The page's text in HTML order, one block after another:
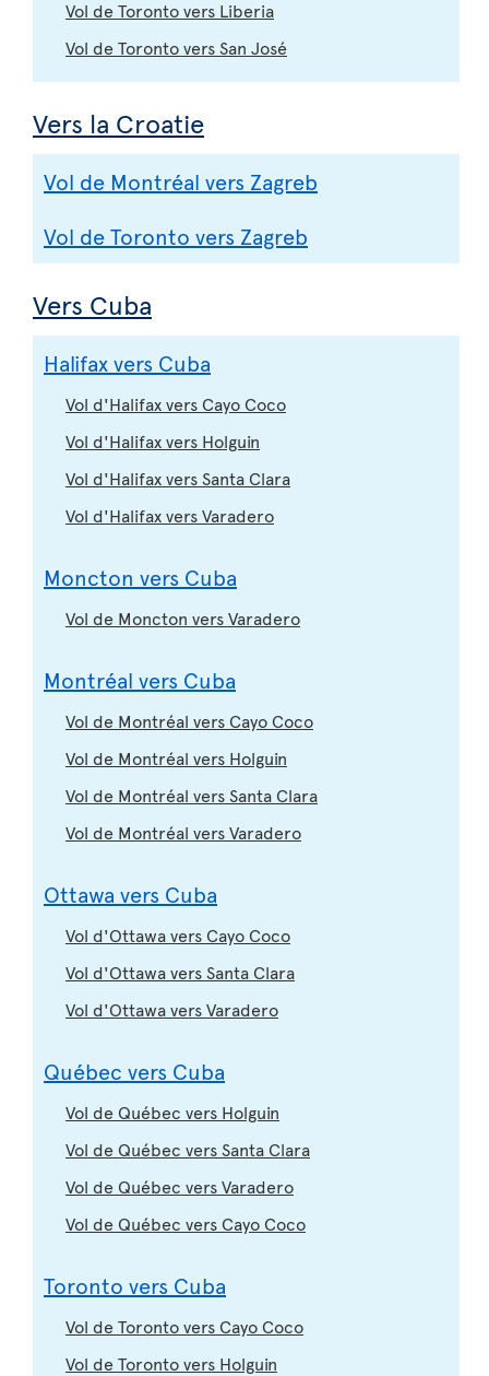
Vol de Toronto vers Liberia
Vol de Toronto vers San José
Vers la Croatie
Vol de Montréal vers Zagreb
Vol de Toronto vers Zagreb
Vers Cuba
Halifax vers Cuba
Vol d'Halifax vers Cayo Coco
Vol d'Halifax vers Holguin
Vol d'Halifax vers Santa Clara
Vol d'Halifax vers Varadero
Moncton vers Cuba
Vol de Moncton vers Varadero
Montréal vers Cuba
Vol de Montréal vers Cayo Coco
Vol de Montréal vers Holguin
Vol de Montréal vers Santa Clara
Vol de Montréal vers Varadero
Ottawa vers Cuba
Vol d'Ottawa vers Cayo Coco
Vol d'Ottawa vers Santa Clara
Vol d'Ottawa vers Varadero
Québec vers Cuba
Vol de Québec vers Holguin
Vol de Québec vers Santa Clara
Vol de Québec vers Varadero
Vol de Québec vers Cayo Coco
Toronto vers Cuba
Vol de Toronto vers Cayo Coco
Vol de Toronto vers Holguin